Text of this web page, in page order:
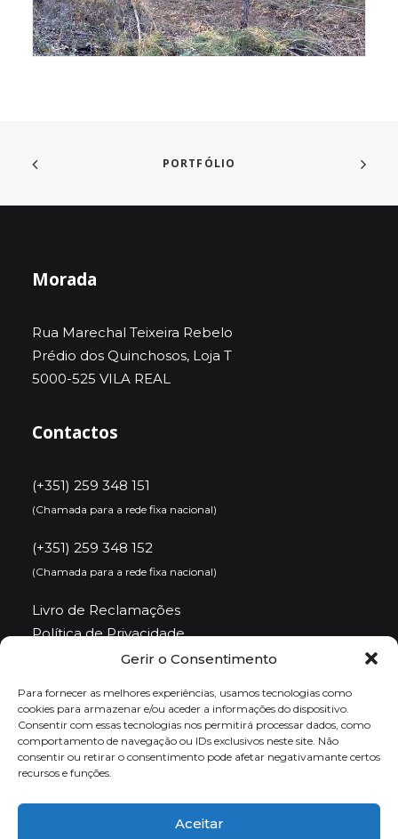
Gerir o Consentimento
Para fornecer as melhores experiências, usamos tecnologias como
cookies para armazenar e/ou aceder a informações do dispositivo.
Consentir com essas tecnologias nos permitirá processar dados, como
comportamento de navegação ou IDs exclusivos neste site. Não
consentir ou retirar o consentimento pode afetar negativamante certos
recursos e funções.
Aceitar
PORTFÓLIO
Morada
Rua Marechal Teixeira Rebelo
Prédio dos Quinchosos, Loja T
5000-525 VILA REAL
Contactos
(+351) 259 348 151
(Chamada para a rede fixa nacional)
(+351) 259 348 152
(Chamada para a rede fixa nacional)
Livro de Reclamações
Política de Privacidade
Política de Cookies
Email
sbtmad@baldios.org